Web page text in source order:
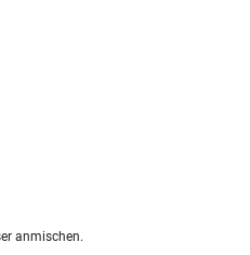
anmischen.